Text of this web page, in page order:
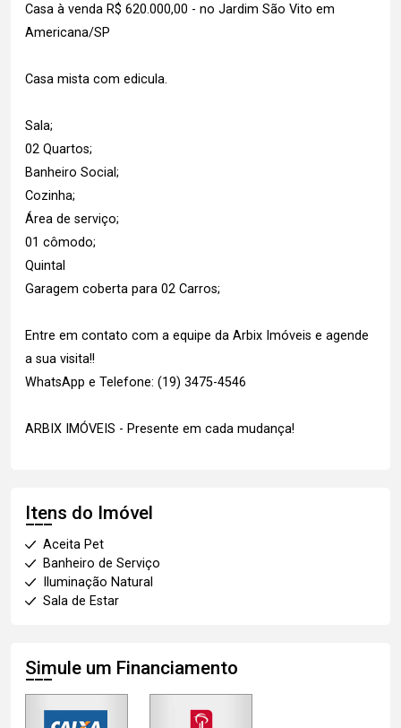
Casa à venda R$ 620.000,00 - no Jardim São Vito em
Americana/SP
Casa mista com edicula.
Sala;
02 Quartos;
Banheiro Social;
Cozinha;
Área de serviço;
01 cômodo;
Quintal
Garagem coberta para 02 Carros;
Entre em contato com a equipe da Arbix Imóveis e agende
a sua visita!!
WhatsApp e Telefone: (19) 3475-4546
ARBIX IMÓVEIS - Presente em cada mudança!
Itens do Imóvel
Aceita Pet
Banheiro de Serviço
Iluminação Natural
Sala de Estar
Simule um Financiamento